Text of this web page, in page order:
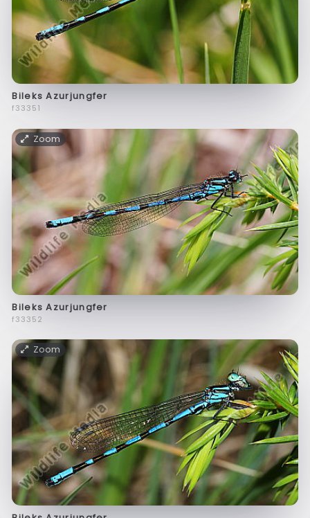
Bileks Azurjungfer
f33351
Zoom
Bileks Azurjungfer
f33352
Zoom